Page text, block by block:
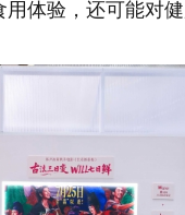
体验，还可能对健